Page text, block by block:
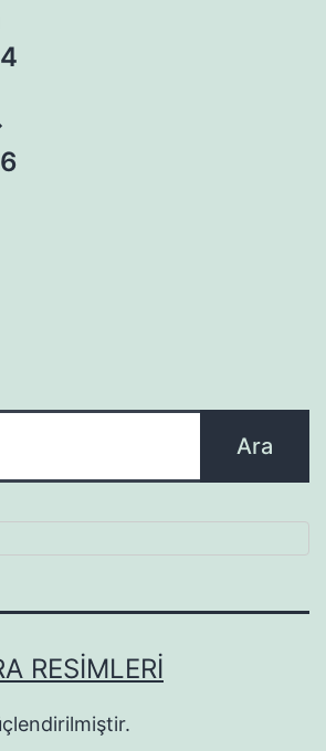
RESIMLERI